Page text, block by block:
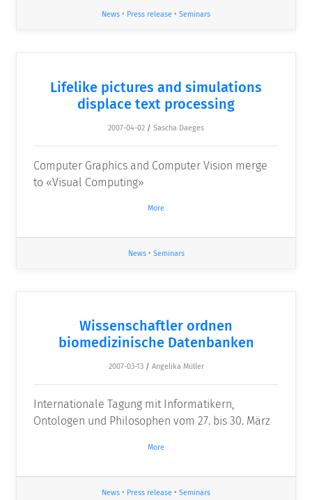
News • Press release • Seminars
Lifelike pictures and simulations
displace text processing
2007-04-02 / Sascha Daeges
Computer Graphics and Computer Vision merge
to «Visual Computing»
More
News• Seminars
Wissenschaftler ordnen
biomedizinische Datenbanken
2007-03-13 / Angelika Müller
Internationale Tagung mit Informatikern,
Ontologen und Philosophen vom 27. bis 30. März
More
News • Press release • Seminars